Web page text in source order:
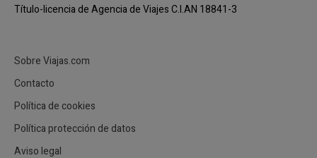
Título-licencia de Agencia de Viajes C.I.AN 18841-3
Sobre Viajas.com
Contacto
Política de cookies
Política protección de datos
Aviso legal